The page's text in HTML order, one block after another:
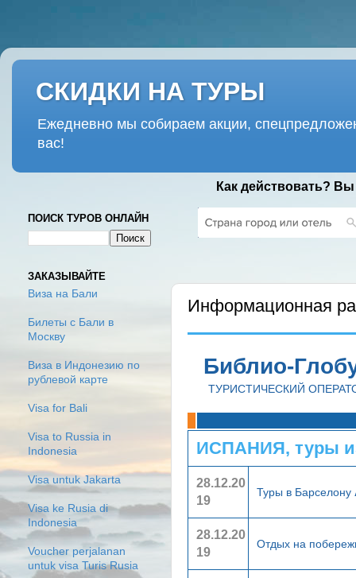
СКИДКИ НА ТУРЫ
Ежедневно мы собираем акции,
вас!
Как действовать?
Информационная
Библио-
ТУРИСТИЧЕСКИЙ
ИСПАНИЯ, туры
28.12.20
19
Туры в Барселону
28.12.20
19
Отдых на
ПОИСК ТУРОВ ОНЛАЙН
ЗАКАЗЫВАЙТЕ
Виза на Бали
Билеты с Бали в
Москву
Виза в Индонезию по
рублевой карте
Visa for Bali
Visa to Russia in
Indonesia
Visa untuk Jakarta
Visa ke Rusia di
Indonesia
Voucher perjalanan
untuk visa Turis Rusia